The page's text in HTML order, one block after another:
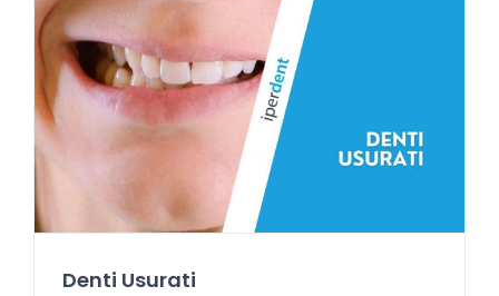
Denti Usurati